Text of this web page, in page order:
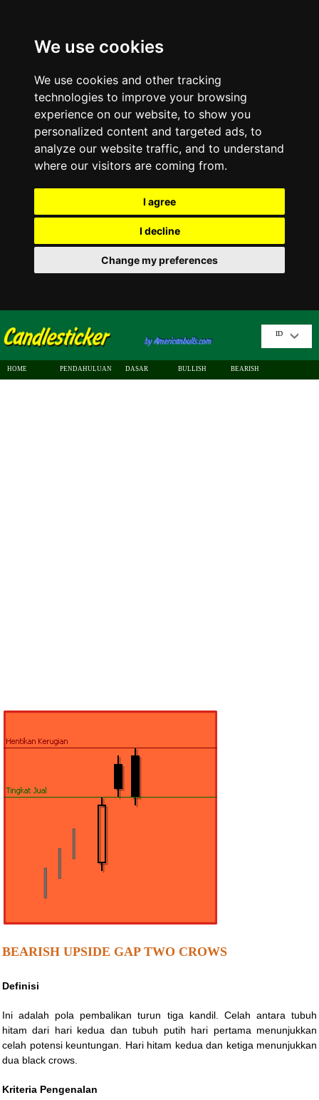
We use cookies
We use cookies and other tracking
technologies to improve your browsing
experience on our website, to show you
personalized content and targeted ads, to
analyze our website traffic, and to understand
where our visitors are coming from.
I agree
I decline
Change my preferences
ID
HOME PENDAHULUAN DASAR BULLISH BEARISH
BEARISH UPSIDE GAP TWO CROWS
Definisi
Ini adalah pola pembalikan turun tiga kandil. Celah antara tubuh
hitam dari hari kedua dan tubuh putih hari pertama menunjukkan
celah potensi keuntungan. Hari hitam kedua dan ketiga menunjukkan
dua black crows.
Kriteria Pengenalan